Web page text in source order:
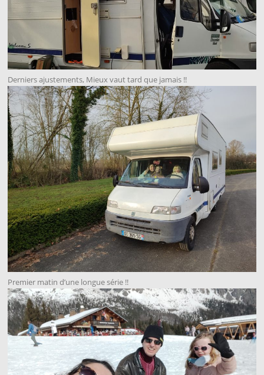
Derniers ajustements, Mieux vaut tard que jamais !!
Premier matin d’une longue série !!